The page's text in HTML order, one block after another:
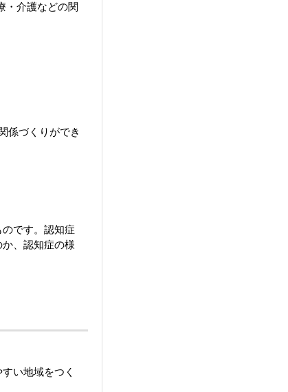
・介護などの関
係づくりができ
です。認知症
、認知症の様
い地域をつく